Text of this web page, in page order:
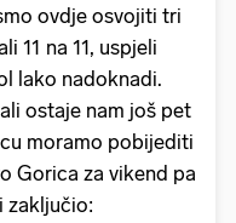
ovdje osvojiti tri
11 na 11, uspjeli
lako nadoknadi.
ostaje nam još pet
moramo pobijediti
Gorica za vikend pa
zaključio: